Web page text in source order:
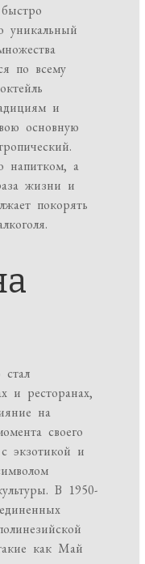
уникальный
по всему
и
основную
напитком, а
жизни и
покорять
и ресторанах,
на
своего
экзотикой и
В 1950-
как Май